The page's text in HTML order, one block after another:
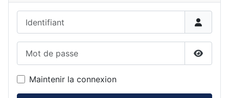
Maintenir la connexion